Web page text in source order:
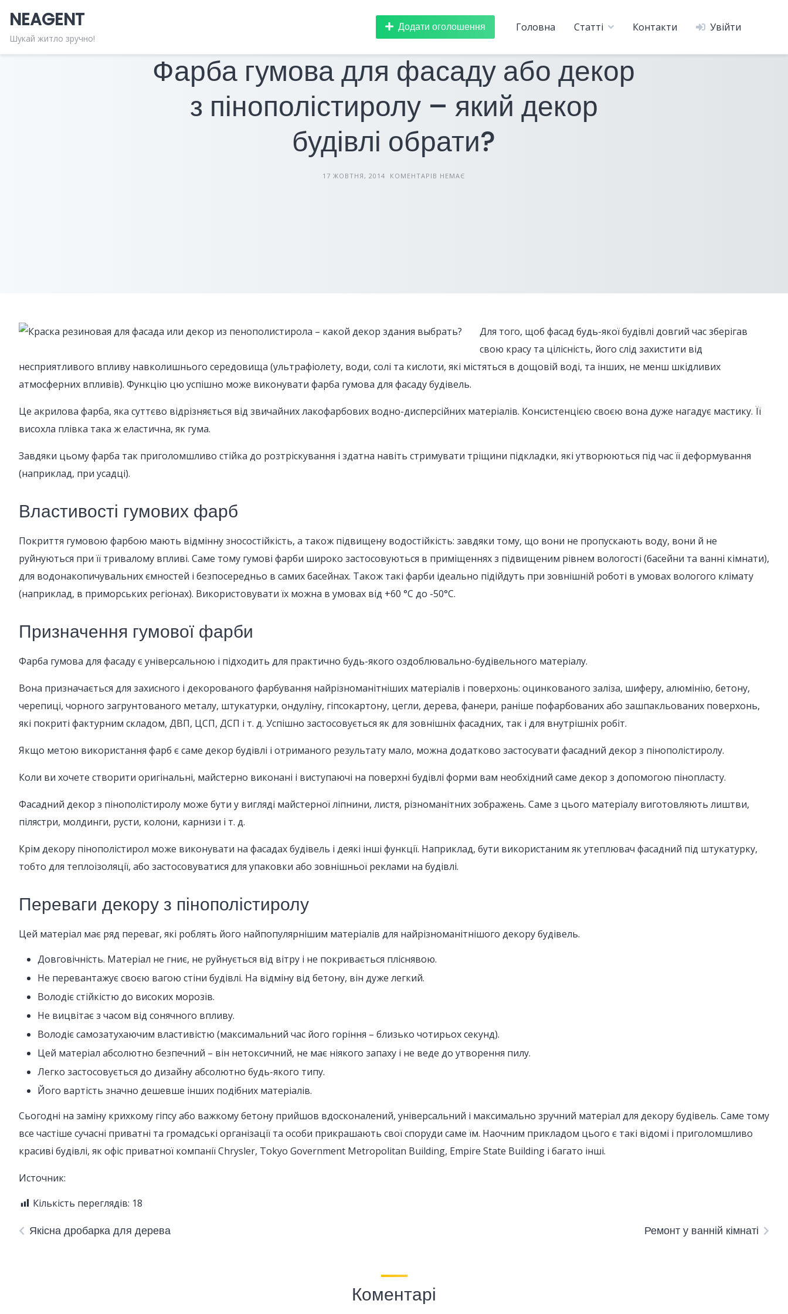
content
NEAGENT
Шукай житло зручно!
Головна Статті Контакти Увійти
Додати оголошення
БУДІВЕЛЬНІ МАТЕРІАЛИ
Фарба гумова для фасаду або декор
з пінополістиролу – який декор
будівлі обрати?
17 ЖОВТНЯ, 2014 КОМЕНТАРІВ НЕМАЄ
Для того, щоб фасад будь-якої будівлі довгий час зберігав
свою красу та цілісність, його слід захистити від
несприятливого впливу навколишнього середовища (ультрафіолету, води, солі та кислоти, які містяться в дощовій воді, та інших, не менш шкідливих
атмосферних впливів). Функцію цю успішно може виконувати фарба гумова для фасаду будівель.
Це акрилова фарба, яка суттєво відрізняється від звичайних лакофарбових водно-дисперсійних матеріалів. Консистенцією своєю вона дуже нагадує мастику. Її
висохла плівка така ж еластична, як гума.
Завдяки цьому фарба так приголомшливо стійка до розтріскування і здатна навіть стримувати тріщини підкладки, які утворюються під час її деформування
(наприклад, при усадці).
Властивості гумових фарб
Покриття гумовою фарбою мають відмінну зносостійкість, а також підвищену водостійкість: завдяки тому, що вони не пропускають воду, вони й не
руйнуються при її тривалому впливі. Саме тому гумові фарби широко застосовуються в приміщеннях з підвищеним рівнем вологості (басейни та ванні кімнати),
для водонакопичувальних ємностей і безпосередньо в самих басейнах. Також такі фарби ідеально підійдуть при зовнішній роботі в умовах вологого клімату
(наприклад, в приморських регіонах). Використовувати їх можна в умовах від +60 °С до -50°С.
Призначення гумової фарби
Фарба гумова для фасаду є універсальною і підходить для практично будь-якого оздоблювально-будівельного матеріалу.
Вона призначається для захисного і декорованого фарбування найрізноманітніших матеріалів і поверхонь: оцинкованого заліза, шиферу, алюмінію, бетону,
черепиці, чорного загрунтованого металу, штукатурки, ондуліну, гіпсокартону, цегли, дерева, фанери, раніше пофарбованих або зашпакльованих поверхонь,
які покриті фактурним складом, ДВП, ЦСП, ДСП і т. д. Успішно застосовується як для зовнішніх фасадних, так і для внутрішніх робіт.
Якщо метою використання фарб є саме декор будівлі і отриманого результату мало, можна додатково застосувати фасадний декор з пінополістиролу.
Коли ви хочете створити оригінальні, майстерно виконані і виступаючі на поверхні будівлі форми вам необхідний саме декор з допомогою пінопласту.
Фасадний декор з пінополістиролу може бути у вигляді майстерної ліпнини, листя, різноманітних зображень. Саме з цього матеріалу виготовляють лиштви,
пілястри, молдинги, русти, колони, карнизи і т. д.
Крім декору пінополістирол може виконувати на фасадах будівель і деякі інші функції. Наприклад, бути використаним як утеплювач фасадний під штукатурку,
тобто для теплоізоляції, або застосовуватися для упаковки або зовнішньої реклами на будівлі.
Переваги декору з пінополістиролу
Цей матеріал має ряд переваг, які роблять його найпопулярнішим матеріалів для найрізноманітнішого декору будівель.
Довговічність. Матеріал не гниє, не руйнується від вітру і не покривається пліснявою.
Не перевантажує своєю вагою стіни будівлі. На відміну від бетону, він дуже легкий.
Володіє стійкістю до високих морозів.
Не вицвітає з часом від сонячного впливу.
Володіє самозатухаючим властивістю (максимальний час його горіння – близько чотирьох секунд).
Цей матеріал абсолютно безпечний – він нетоксичний, не має ніякого запаху і не веде до утворення пилу.
Легко застосовується до дизайну абсолютно будь-якого типу.
Його вартість значно дешевше інших подібних матеріалів.
Сьогодні на заміну крихкому гіпсу або важкому бетону прийшов вдосконалений, універсальний і максимально зручний матеріал для декору будівель. Саме тому
все частіше сучасні приватні та громадські організації та особи прикрашають свої споруди саме їм. Наочним прикладом цього є такі відомі і приголомшливо
красиві будівлі, як офіс приватної компанії Chrysler, Tokyo Government Metropolitan Building, Empire State Building і багато інші.
Источник:
Кількість переглядів: 18
Якісна дробарка для дерева Ремонт у ванній кімнаті
Коментарі